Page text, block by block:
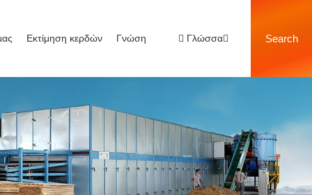
Εκτίμηση κερδών Γνώση Γλώσσα Search